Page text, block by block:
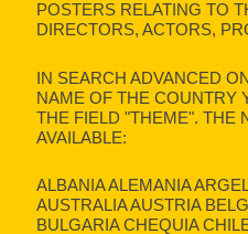
POSTERS RELATING TO
DIRECTORS, ACTORS,
IN SEARCH ADVANCED
NAME OF THE COUNTRY
THE FIELD "THEME". THE
AVAILABLE:
ALBANIA ALEMANIA
AUSTRALIA AUSTRIA
BULGARIA CHEQUIA